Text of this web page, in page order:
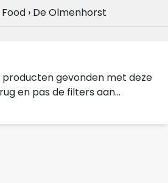
› De Olmenhorst
producten gevonden met deze
en pas de filters aan...